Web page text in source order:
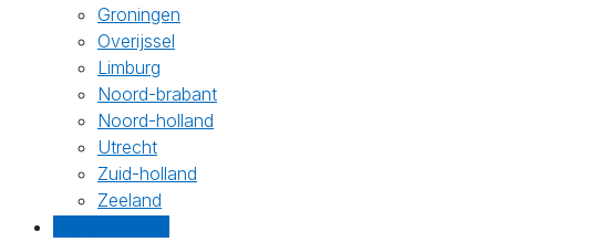
Groningen
Overijssel
Limburg
Noord-brabant
Noord-holland
Utrecht
Zuid-holland
Zeeland